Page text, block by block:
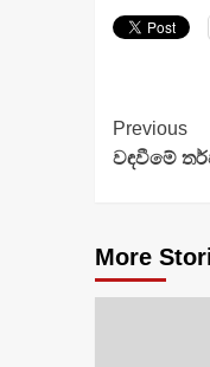
Previous
වඳවීමේ
More